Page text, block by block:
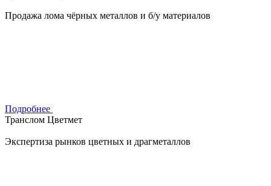
Продажа лома чёрных металлов и б/у материалов
Подробнее
Транслом Цветмет
Экспертиза рынков цветных и драгметаллов